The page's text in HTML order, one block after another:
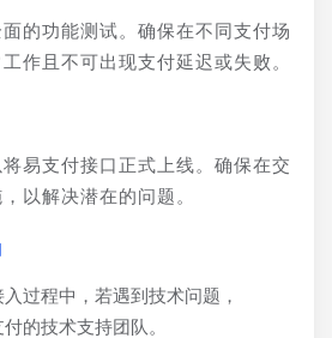
的功能测试。确保在不同支付场
作且不可出现支付延迟或失败。
易支付接口正式上线。确保在交
以解决潜在的问题。
过程中，若遇到技术问题，
的技术支持团队。